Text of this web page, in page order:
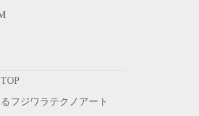
フジワラテクノアート